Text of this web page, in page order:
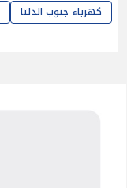
كهرباء جنوب الدلتا